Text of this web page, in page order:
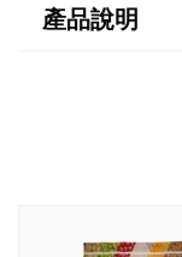
產品說明